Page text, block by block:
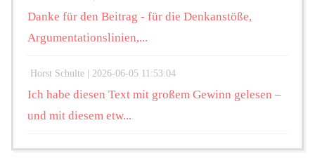
Danke für den Beitrag - für die Denkanstöße,
Argumentationslinien,...
Horst Schulte | 2026-06-05 11:53:04
Ich habe diesen Text mit großem Gewinn gelesen –
und mit diesem etw...